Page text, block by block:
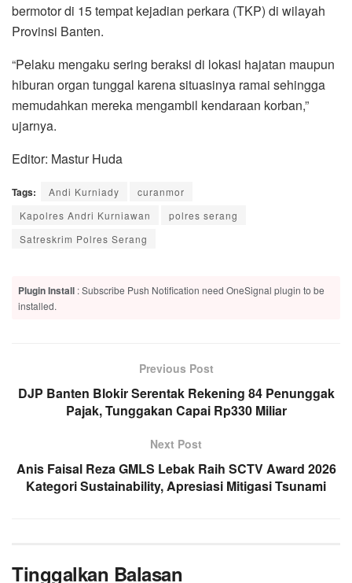
bermotor di 15 tempat kejadian perkara (TKP) di wilayah
Provinsi Banten.
“Pelaku mengaku sering beraksi di lokasi hajatan maupun
hiburan organ tunggal karena situasinya ramai sehingga
memudahkan mereka mengambil kendaraan korban,”
ujarnya.
Editor: Mastur Huda
Tags: Andi Kurniady
curanmor
Kapolres Andri Kurniawan
polres serang
Satreskrim Polres Serang
Plugin Install : Subscribe Push Notification need OneSignal plugin to be
installed.
Previous Post
DJP Banten Blokir Serentak Rekening 84 Penunggak
Pajak, Tunggakan Capai Rp330 Miliar
Next Post
Anis Faisal Reza GMLS Lebak Raih SCTV Award 2026
Kategori Sustainability, Apresiasi Mitigasi Tsunami
Tinggalkan Balasan